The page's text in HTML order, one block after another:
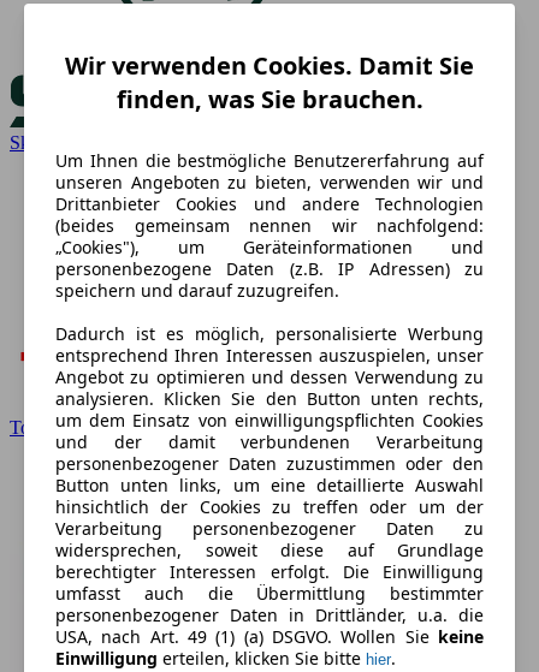
Skoda
Toyota
Wir verwenden Cookies. Damit Sie
finden, was Sie brauchen.
Um Ihnen die bestmögliche Benutzererfahrung auf
unseren Angeboten zu bieten, verwenden wir und
Drittanbieter Cookies und andere Technologien
(beides gemeinsam nennen wir nachfolgend:
„Cookies"), um Geräteinformationen und
personenbezogene Daten (z.B. IP Adressen) zu
speichern und darauf zuzugreifen.
Dadurch ist es möglich, personalisierte Werbung
entsprechend Ihren Interessen auszuspielen, unser
Angebot zu optimieren und dessen Verwendung zu
analysieren. Klicken Sie den Button unten rechts,
um dem Einsatz von einwilligungspflichten Cookies
und der damit verbundenen Verarbeitung
personenbezogener Daten zuzustimmen oder den
Button unten links, um eine detaillierte Auswahl
hinsichtlich der Cookies zu treffen oder um der
Verarbeitung personenbezogener Daten zu
widersprechen, soweit diese auf Grundlage
berechtigter Interessen erfolgt. Die Einwilligung
umfasst auch die Übermittlung bestimmter
personenbezogener Daten in Drittländer, u.a. die
USA, nach Art. 49 (1) (a) DSGVO. Wollen Sie keine
Einwilligung erteilen, klicken Sie bitte hier.